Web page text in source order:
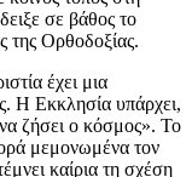
σε βάθος το
της Ορθοδοξίας.
έχει μια
Η Εκκλησία υπάρχει,
ζήσει ο κόσμος». Το
μεμονωμένα τον
καίρια τη σχέση